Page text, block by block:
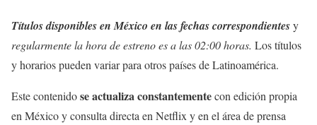
Títulos disponibles en México en las fechas correspondientesy
regularmente la hora de estreno es a las 02:00 horas. Los títulos
y horarios pueden variar para otros países de Latinoamérica.
Este contenidose actualiza constantementecon edición propia
en México y consulta directa en Netflix y en el área de prensa